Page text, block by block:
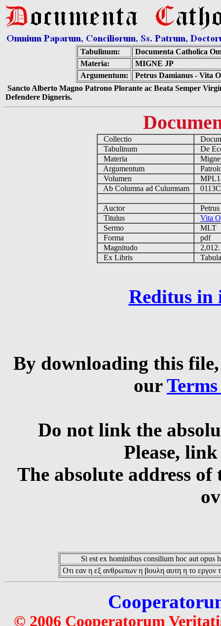
Tabulinum:
Documenta Catholica
Materia:
MIGNE JP
Argumentum:
Petrus Damianus - Vita
Sancto Alberto Magno Patrono Plorante ac Beata Semper
Defendere Digneris.
Collectio
Tabulinum
De
Materia
Argumentum
Volumen
Ab Columna ad Culumnam
Auctor
Titulus
Vita
Sermo
MLT
Forma
pdf
Magnitudo
Ex Libris
Reditus in
By downloading this
our
Do not link the
Please,
The absolute address
Si est ex hominibus consilium hoc aut opus
Οτι εαν η εξ ανθρωπων η βουλη αυτη η το εργον
© 2006 Cooperatorum